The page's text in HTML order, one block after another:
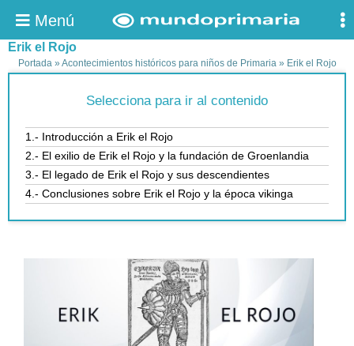
Menú
Erik el Rojo
Portada» Acontecimientos históricos para niños de Primaria» Erik el Rojo
Selecciona para ir al contenido
1.- Introducción a Erik el Rojo
2.- El exilio de Erik el Rojo y la fundación de Groenlandia
3.- El legado de Erik el Rojo y sus descendientes
4.- Conclusiones sobre Erik el Rojo y la época vikinga